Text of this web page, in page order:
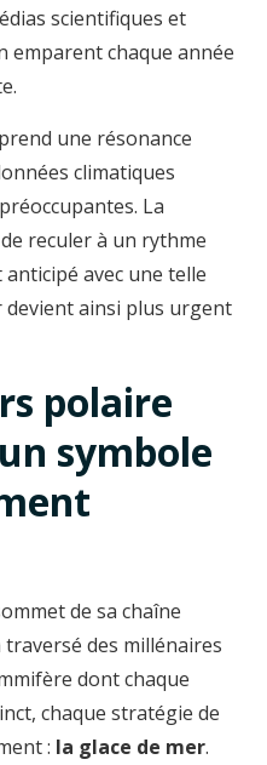
scientifiques et
emparent chaque année
une résonance
climatiques
La
reculer à un rythme
avec une telle
devient ainsi plus urgent
polaire
symbole
de sa chaîne
des millénaires
dont chaque
chaque stratégie de
: la glace de mer.